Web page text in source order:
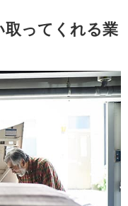
取ってくれる業